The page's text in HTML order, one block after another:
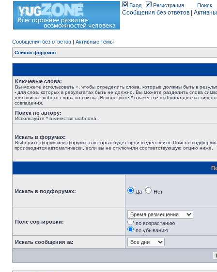
Вход Регистрация Поиск
Сообщения без ответов
Сообщения без ответов | Активные темы
Список форумов
Ключевые слова:
Вы можете использовать + , чтобы определить слова, которые должны быть в
- для слов, которых в результатах быть не должно. Вы можете разделить слова
для поиска любого слова из списка. Используйте * в качестве шаблона для
совпадения.
Поиск по автору:
Используйте * в качестве шаблона.
Искать в форумах:
Выберите форум или форумы, в которых будет произведён поиск. Поиск в
производится автоматически, если вы не отключили соответствующую опцию ниже.
Искать в подфорумах: Да Нет
Поле сортировки:
по возрастанию
по убыванию
Искать сообщения за: